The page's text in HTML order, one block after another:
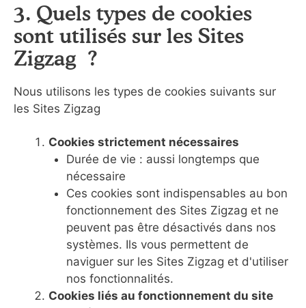
3. Quels types de cookies
sont utilisés sur les Sites
Zigzag ?
Nous utilisons les types de cookies suivants sur
les Sites Zigzag
Cookies strictement nécessaires
Durée de vie : aussi longtemps que
nécessaire
Ces cookies sont indispensables au bon
fonctionnement des Sites Zigzag et ne
peuvent pas être désactivés dans nos
systèmes. Ils vous permettent de
naviguer sur les Sites Zigzag et d'utiliser
nos fonctionnalités.
Cookies liés au fonctionnement du site